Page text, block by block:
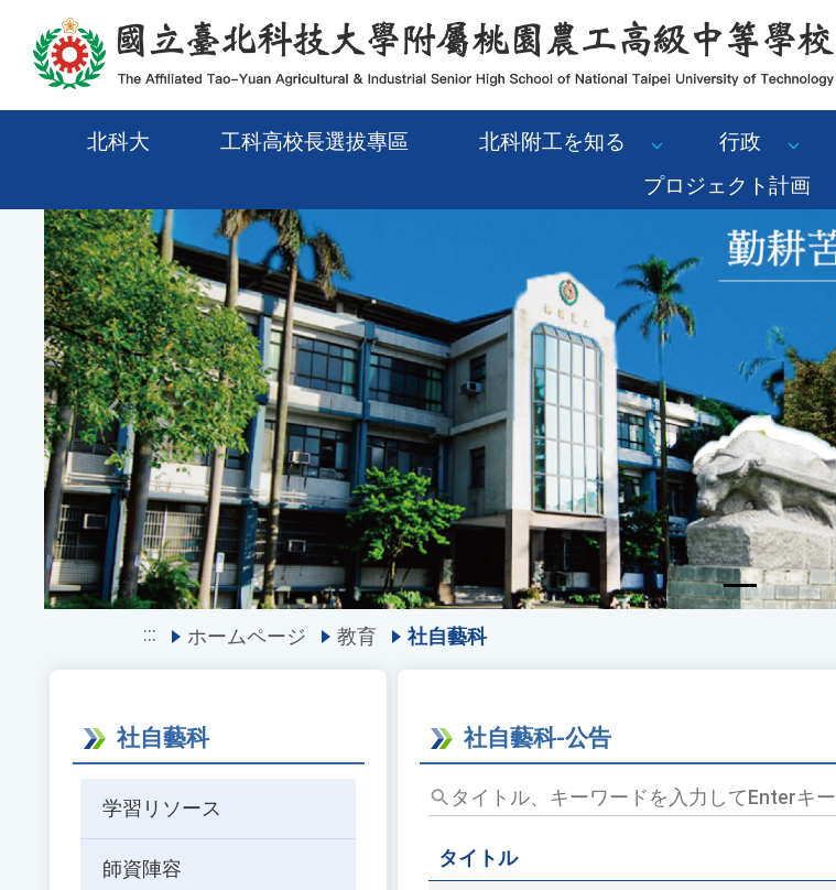
メインコンテンツエリアに移動
北科大 工科高校長選拔專區 北科附工を知る 行政
プロジェクト計画
Previous
::: ホームページ 教育 社自藝科
社自藝科
学習リソース
師資陣容
社自藝科-公告
タ
イ
ト
ル、
タイトル